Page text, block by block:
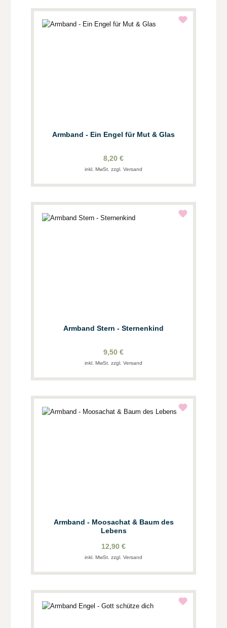
Armband - Ein Engel für Mut & Glas
8,20 €
inkl. MwSt. zzgl. Versand
Armband Stern - Sternenkind
9,50 €
inkl. MwSt. zzgl. Versand
Armband - Moosachat & Baum des
Lebens
12,90 €
inkl. MwSt. zzgl. Versand